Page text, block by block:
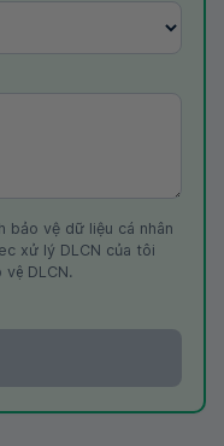
bảo vệ dữ liệu cá nhân
xử lý DLCN của tôi
DLCN.